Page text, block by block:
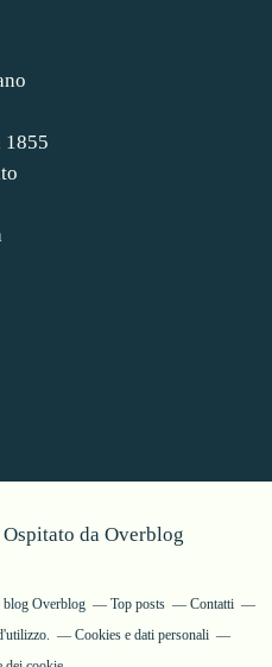
1855
da Overblog
Overblog Top posts
Contatti
Cookies e dati personali